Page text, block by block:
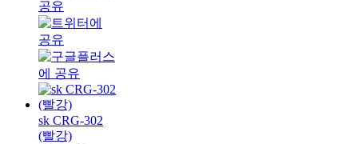
sk CRG-302
(빨강)